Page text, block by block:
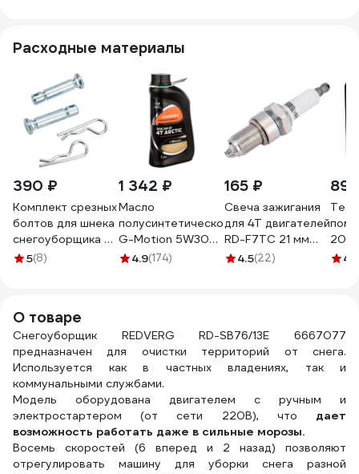
Расходные материалы
390 ₽
Комплект срезных
болтов для шнека
снегоуборщика 2
шт REDVERG
5(8)
1 342 ₽
Масло
полусинтетическое
G-Motion 5W30
4Т ARCTIC (1 л)
4.9(174)
165 ₽
Свеча зажигания
для 4Т двигателей
RD-F7TC 21 мм
REDVERG 6616015
4.5(22)
20
4.5
О товаре
Снегоуборщик REDVERG RD-SB76/13E 6667077
предназначен для очистки территорий от снега.
Используется как в частных владениях, так и
коммунальными службами.
Модель оборудована двигателем с ручным и
электростартером (от сети 220В), что дает
возможность работать даже в сильные морозы.
Восемь скоростей (6 вперед и 2 назад) позволяют
отрегулировать машину для уборки снега разной